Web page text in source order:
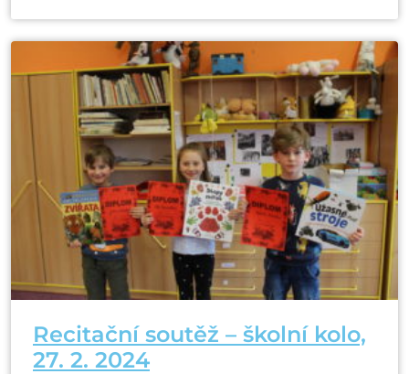
Recitační soutěž – školní kolo,
27. 2. 2024